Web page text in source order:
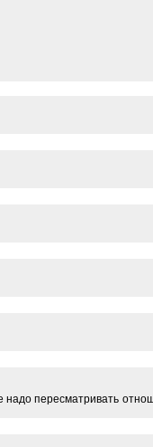
пересматривать